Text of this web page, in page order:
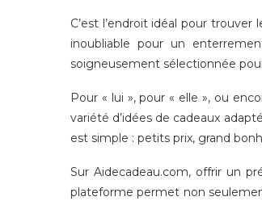
C’est l’endroit idéal pour
inoubliable pour un
soigneusement sélectionnée
Pour « lui », pour « elle », ou
variété d’idées de cadeaux
est simple : petits prix, grand
Sur Aidecadeau.com, offrir un
plateforme permet non